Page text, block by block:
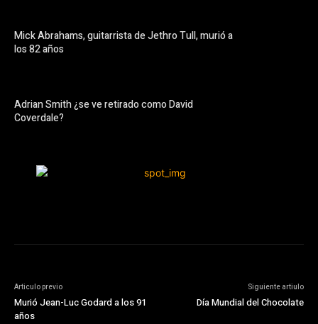
Mick Abrahams, guitarrista de Jethro Tull, murió a
los 82 años
Adrian Smith ¿se ve retirado como David
Coverdale?
Articulo previo
Murió Jean-Luc Godard a los 91
años
Siguiente artiulo
Día Mundial del Chocolate